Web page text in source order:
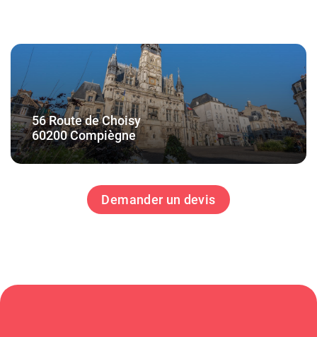
56 Route de Choisy
60200 Compiègne
Demander un devis